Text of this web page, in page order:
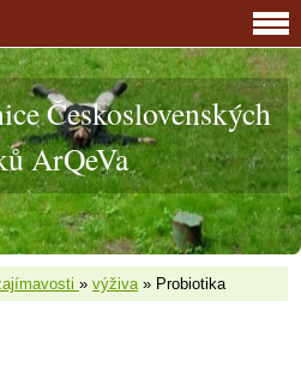
Československých
ArQeVa
» výživa» Probiotika